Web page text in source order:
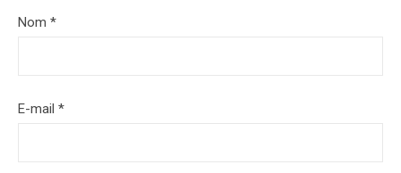
Nom *
E-mail *